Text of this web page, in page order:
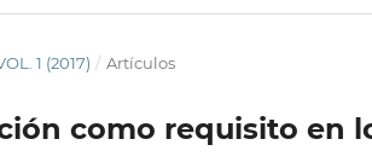
1 (2017) / Artículos
como requisito en